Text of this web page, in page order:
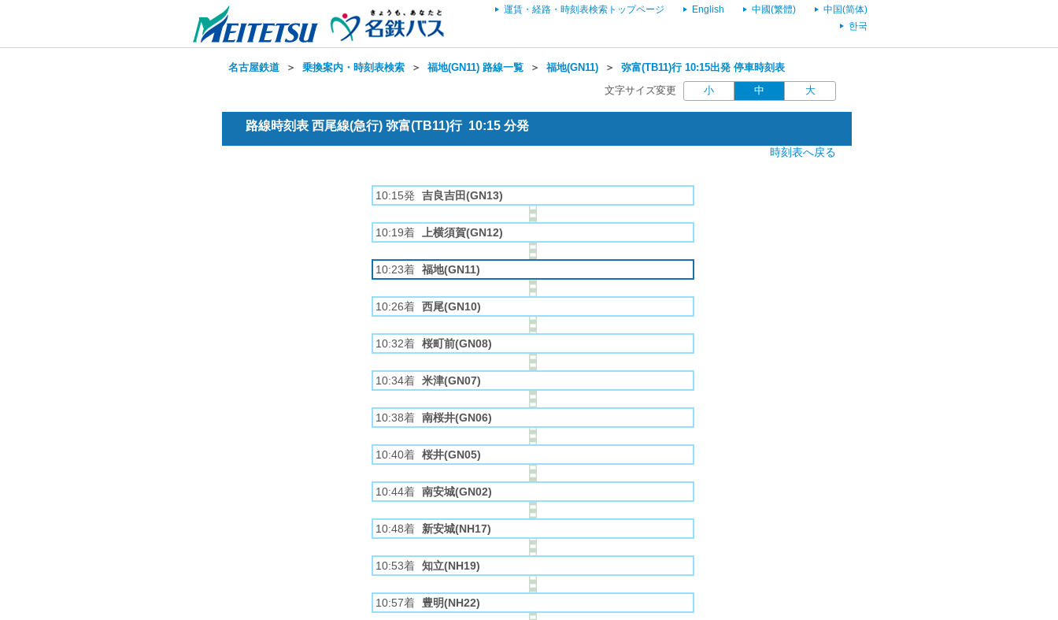
運賃・経路・時刻表検索トップページ English 中國(繁體)
中国(简体)
한국
名古屋鉄道 ＞ 乗換案内・時刻表検索 ＞ 福地(GN11) 路線一覧 ＞ 福地(GN11) ＞ 弥富(TB11)行 10:15出発 停車時刻表
文字サイズ変更 小 中 大
路線時刻表 西尾線(急行) 弥富(TB11)行 10:15 分発
時刻表へ戻る
10:15発 吉良吉田(GN13)
10:19着 上横須賀(GN12)
10:23着 福地(GN11)
10:26着 西尾(GN10)
10:32着 桜町前(GN08)
10:34着 米津(GN07)
10:38着 南桜井(GN06)
10:40着 桜井(GN05)
10:44着 南安城(GN02)
10:48着 新安城(NH17)
10:53着 知立(NH19)
10:57着 豊明(NH22)